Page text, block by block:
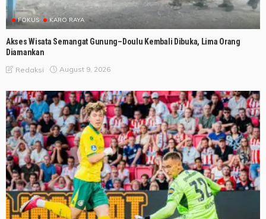
FOKUS KARO RAYA
Akses Wisata Semangat Gunung–Doulu Kembali Dibuka, Lima Orang
Diamankan
Redaksi August 9, 2026